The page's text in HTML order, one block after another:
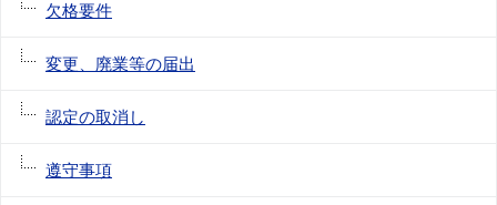
欠格要件
変更、廃業等の届出
認定の取消し
遵守事項